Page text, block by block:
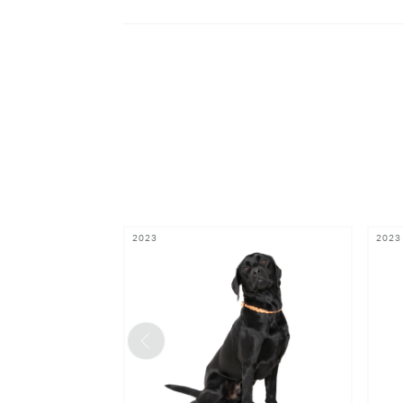
2023 2023